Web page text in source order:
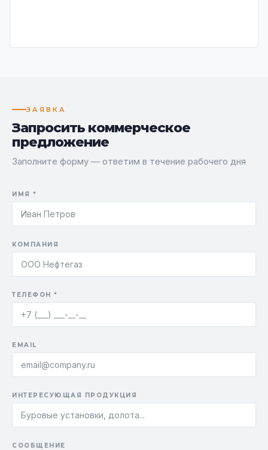
ЗАЯВКА
Запросить коммерческое
предложение
Заполните форму — ответим в течение рабочего дня
ИМЯ *
КОМПАНИЯ
ТЕЛЕФОН *
EMAIL
ИНТЕРЕСУЮЩАЯ ПРОДУКЦИЯ
СООБЩЕНИЕ